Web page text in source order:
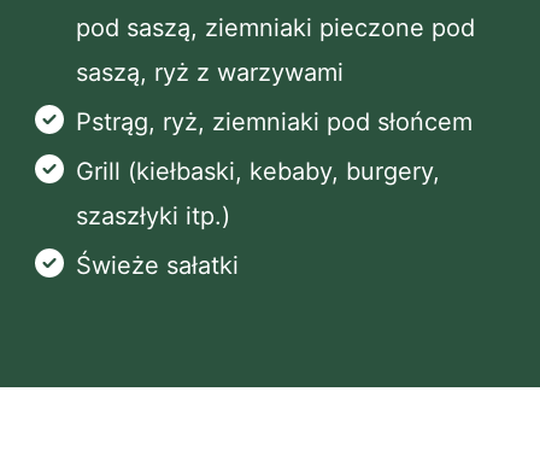
pod saszą, ziemniaki pieczone pod
saszą, ryż z warzywami
Pstrąg, ryż, ziemniaki pod słońcem
Grill (kiełbaski, kebaby, burgery,
szaszłyki itp.)
Świeże sałatki